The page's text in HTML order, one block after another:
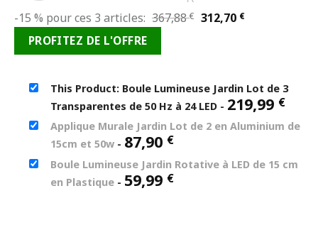
-15 % pour ces 3 articles: 367,88€ Le
367,88 €.
312,70 €Le
312,70 €.
PROFITEZ DE L'OFFRE
This Product: Boule Lumineuse Jardin Lot de 3
Transparentes de 50 Hz à 24 LED - 219,99 €
Applique Murale Jardin Lot de 2 en Aluminium de
15cm et 50w - 87,90 €
Boule Lumineuse Jardin Rotative à LED de 15 cm
en Plastique - 59,99 €